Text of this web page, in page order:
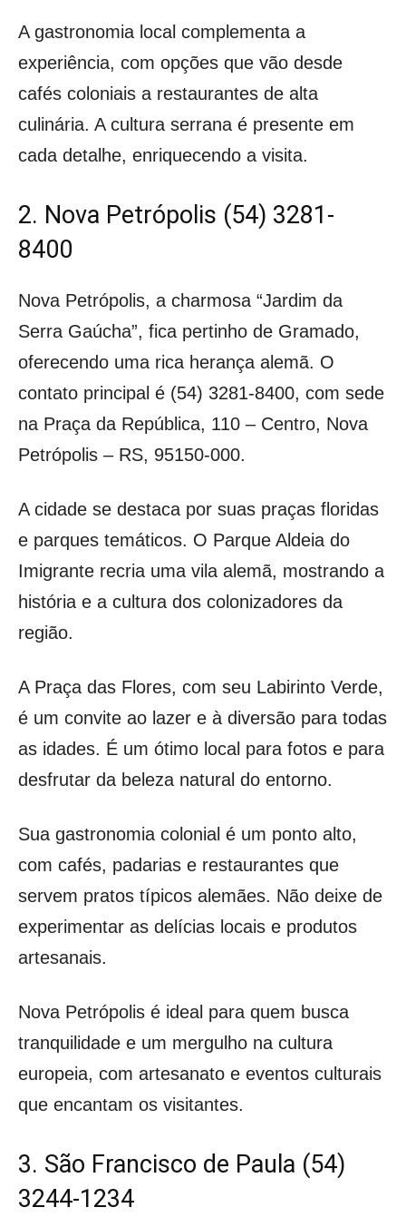
A gastronomia local complementa a
experiência, com opções que vão desde
cafés coloniais a restaurantes de alta
culinária. A cultura serrana é presente em
cada detalhe, enriquecendo a visita.
2. Nova Petrópolis (54) 3281-
8400
Nova Petrópolis, a charmosa “Jardim da
Serra Gaúcha”, fica pertinho de Gramado,
oferecendo uma rica herança alemã. O
contato principal é (54) 3281-8400, com sede
na Praça da República, 110 – Centro, Nova
Petrópolis – RS, 95150-000.
A cidade se destaca por suas praças floridas
e parques temáticos. O Parque Aldeia do
Imigrante recria uma vila alemã, mostrando a
história e a cultura dos colonizadores da
região.
A Praça das Flores, com seu Labirinto Verde,
é um convite ao lazer e à diversão para todas
as idades. É um ótimo local para fotos e para
desfrutar da beleza natural do entorno.
Sua gastronomia colonial é um ponto alto,
com cafés, padarias e restaurantes que
servem pratos típicos alemães. Não deixe de
experimentar as delícias locais e produtos
artesanais.
Nova Petrópolis é ideal para quem busca
tranquilidade e um mergulho na cultura
europeia, com artesanato e eventos culturais
que encantam os visitantes.
3. São Francisco de Paula (54)
3244-1234